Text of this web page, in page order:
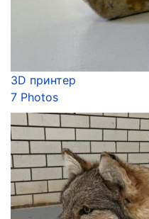
3D принтер
7 Photos